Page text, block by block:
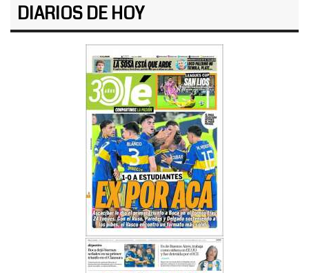
DIARIOS DE HOY